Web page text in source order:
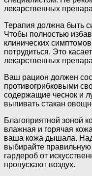
лекарственных
Терапия должна быть
Чтобы полностью
клинических
потрудиться. Это
лекарственных
Ваш рацион должен
противогрибковыми
содержащие чеснок и
выпивать стакан
Благоприятной зоной
влажная и горячая
ваша кожа дышала.
выбирайте
гардероб от
пропускают воздух.